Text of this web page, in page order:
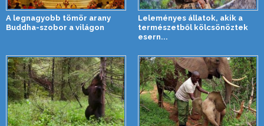
A legnagyobb tömör arany
Buddha-szobor a világon
Leleményes állatok, akik a
természetből kölcsönöztek
esern...